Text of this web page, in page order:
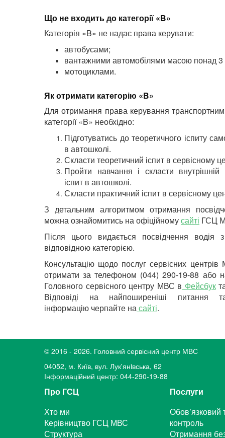
Що не входить до категорії «B»
Категорія «B» не надає права керувати:
автобусами;
вантажними автомобілями масою понад 3
мотоциклами.
Як отримати категорію «B»
Для отримання права керування
категорії «B» необхідно:
Підготуватись до теоретичного іспиту
в автошколі.
Скласти теоретичний іспит в сервісному
Пройти навчання і скласти внутрішній
іспит в автошколі.
Скласти практичний іспит в сервісному
З детальним алгоритмом отримання
можна ознайомитись на офіційномусайті ГСЦ
Після цього видається посвідчення водія
відповідною категорією.
Консультацію щодо послуг сервісних
отримати за телефоном (044) 290-19-88 або
Головного сервісного центру МВС в Фейсбук
Відповіді на найпоширеніші питання
інформацію черпайте насайті.
© 2016 - 2026. Головний сервісний центр МВС
04052, м. Київ, вул. Лук'янiвська, 62
Інформаційний центр: 044-290-19-88
Про ГСЦ
Хто ми
Керівництво ГСЦ МВС
Структура
Послуги
Обов’язковий
контроль
Отримання